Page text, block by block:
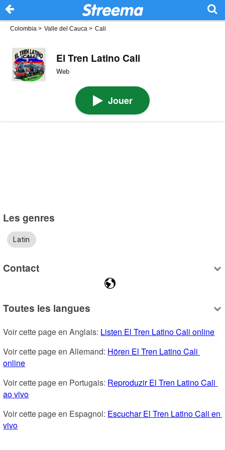
Colombia > Valle del Cauca > Cali
El Tren Latino Cali
Web
Jouer
Les genres
Latin
Contact
Toutes les langues
Voir cette page en Anglais: Listen El Tren Latino Cali online
Voir cette page en Allemand: Hören El Tren Latino Cali
online
Voir cette page en Portugais: Reproduzir El Tren Latino Cali
ao vivo
Voir cette page en Espagnol: Escuchar El Tren Latino Cali en
vivo